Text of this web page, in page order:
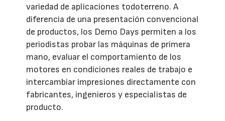
variedad de aplicaciones todoterreno. A
diferencia de una presentación convencional
de productos, los Demo Days permiten a los
periodistas probar las máquinas de primera
mano, evaluar el comportamiento de los
motores en condiciones reales de trabajo e
intercambiar impresiones directamente con
fabricantes, ingenieros y especialistas de
producto.